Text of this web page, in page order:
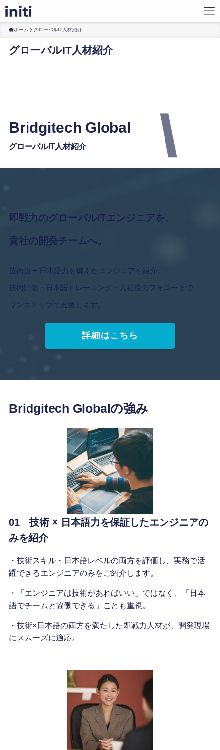
ホーム グローバルIT人材紹介
グローバルIT人材紹介
Bridgitech Global
グローバルIT人材紹介
即戦力のグローバルITエンジニアを、
貴社の開発チームへ。
技術力 + 日本語力を備えたエンジニアを紹介。
技術評価・日本語トレーニング・入社後のフォローまで
ワンストップで支援します。
詳細はこちら
Bridgitech Globalの強み
01 技術 × 日本語力を保証したエンジニアの
みを紹介
・技術スキル・日本語レベルの両方を評価し、実務で活
躍できるエンジニアのみをご紹介します。
・「エンジニアは技術があればいい」ではなく、「日本
語でチームと協働できる」ことも重視。
・技術×日本語の両方を満たした即戦力人材が、開発現場
にスムーズに適応。